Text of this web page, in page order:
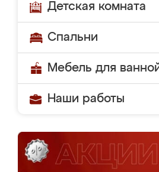
Детская комната
Спальни
Мебель для
Наши работы